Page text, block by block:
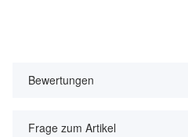
Bewertungen
Frage zum Artikel